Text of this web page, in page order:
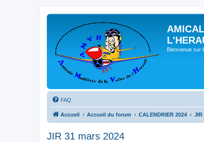
Bienvenue sur
FAQ
Accueil Accueil du forum CALENDRIER 2024 JIR
JIR 31 mars 2024